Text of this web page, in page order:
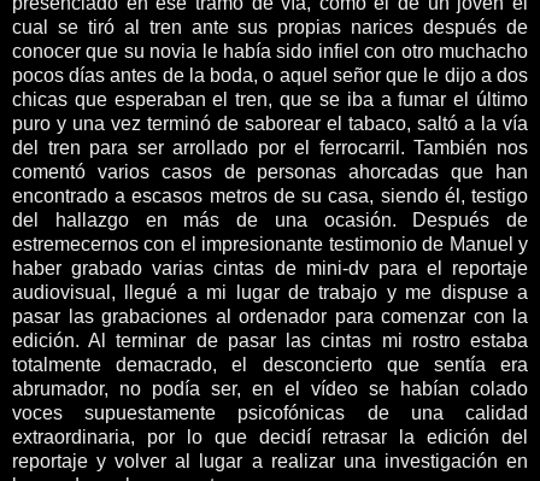
cual se tiró al tren ante sus propias narices después de
conocer que su novia le había sido infiel con otro muchacho
pocos días antes de la boda, o aquel señor que le dijo a dos
chicas que esperaban el tren, que se iba a fumar el último
puro y una vez terminó de saborear el tabaco, saltó a la vía
del tren para ser arrollado por el ferrocarril. También nos
comentó varios casos de personas ahorcadas que han
encontrado a escasos metros de su casa, siendo él, testigo
del hallazgo en más de una ocasión. Después de
estremecernos con el impresionante testimonio de Manuel y
haber grabado varias cintas de mini-dv para el reportaje
audiovisual, llegué a mi lugar de trabajo y me dispuse a
pasar las grabaciones al ordenador para comenzar con la
edición. Al terminar de pasar las cintas mi rostro estaba
totalmente demacrado, el desconcierto que sentía era
abrumador, no podía ser, en el vídeo se habían colado
voces supuestamente psicofónicas de una calidad
extraordinaria, por lo que decidí retrasar la edición del
reportaje y volver al lugar a realizar una investigación en